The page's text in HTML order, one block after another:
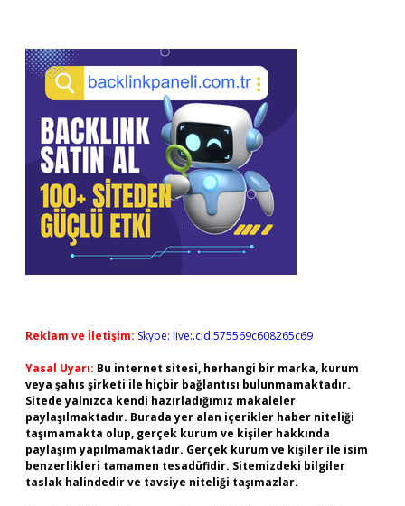
Reklam ve İletişim: Skype: live:.cid.575569c608265c69
Yasal Uyarı: Bu internet sitesi, herhangi bir marka, kurum
veya şahıs şirketi ile hiçbir bağlantısı bulunmamaktadır.
Sitede yalnızca kendi hazırladığımız makaleler
paylaşılmaktadır. Burada yer alan içerikler haber niteliği
taşımamakta olup, gerçek kurum ve kişiler hakkında
paylaşım yapılmamaktadır. Gerçek kurum ve kişiler ile isim
benzerlikleri tamamen tesadüfidir. Sitemizdeki bilgiler
taslak halindedir ve tavsiye niteliği taşımazlar.